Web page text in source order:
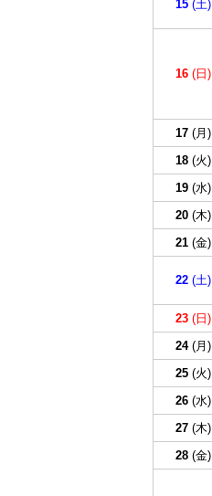
15 (土)
16 (日)
17 (月)
18 (火)
19 (水)
20 (木)
21 (金)
22 (土)
23 (日)
24(月)
25 (火)
26 (水)
27 (木)
28 (金)